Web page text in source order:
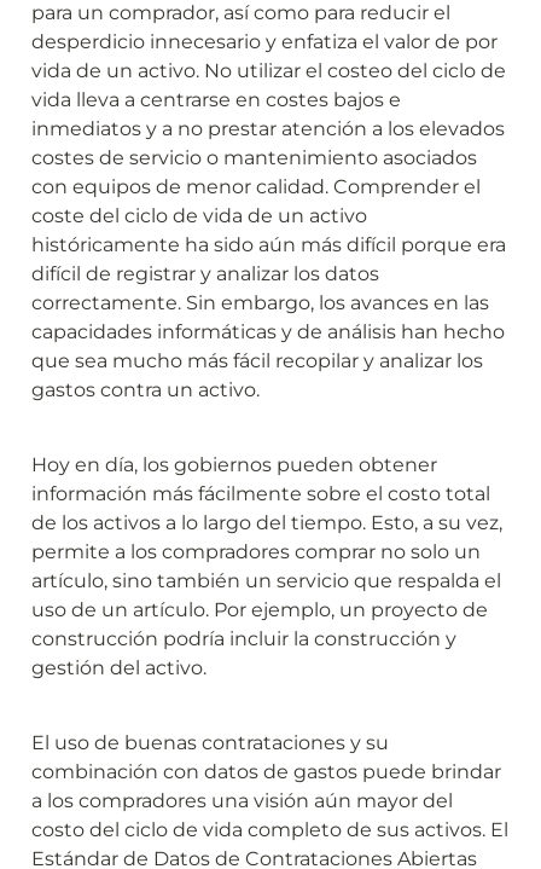
para un comprador, así como para reducir el
desperdicio innecesario y enfatiza el valor de por
vida de un activo. No utilizar el costeo del ciclo de
vida lleva a centrarse en costes bajos e
inmediatos y a no prestar atención a los elevados
costes de servicio o mantenimiento asociados
con equipos de menor calidad. Comprender el
coste del ciclo de vida de un activo
históricamente ha sido aún más difícil porque era
difícil de registrar y analizar los datos
correctamente. Sin embargo, los avances en las
capacidades informáticas y de análisis han hecho
que sea mucho más fácil recopilar y analizar los
gastos contra un activo.
Hoy en día, los gobiernos pueden obtener
información más fácilmente sobre el costo total
de los activos a lo largo del tiempo. Esto, a su vez,
permite a los compradores comprar no solo un
artículo, sino también un servicio que respalda el
uso de un artículo. Por ejemplo, un proyecto de
construcción podría incluir la construcción y
gestión del activo.
El uso de buenas contrataciones y su
combinación con datos de gastos puede brindar
a los compradores una visión aún mayor del
costo del ciclo de vida completo de sus activos. El
Estándar de Datos de Contrataciones Abiertas